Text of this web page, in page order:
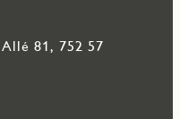
81, 752 57